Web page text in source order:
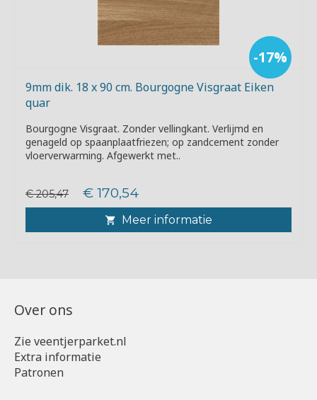
-17%
9mm dik. 18 x 90 cm. Bourgogne Visgraat Eiken
quar
Bourgogne Visgraat. Zonder vellingkant. Verlijmd en
genageld op spaanplaatfriezen; op zandcement zonder
vloerverwarming. Afgewerkt met..
€ 205,47 € 170,54
Meer informatie
Over ons
Zie veentjerparket.nl
Extra informatie
Patronen